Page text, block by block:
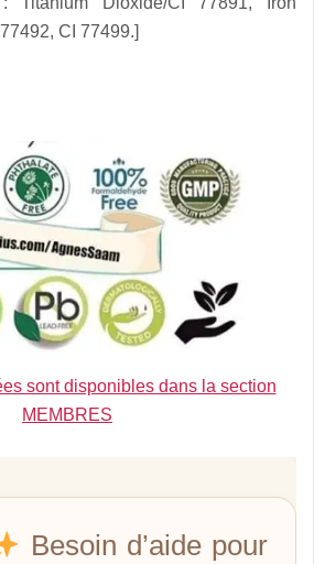
CI 77499.]
sont disponibles dans la section
MEMBRES
Besoin d’aide pour